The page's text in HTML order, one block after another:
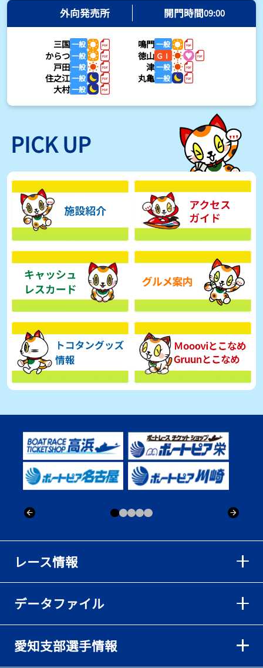
準優12Rはすごかった
2026年08月03日
【ボートレース】荒木颯斗が地元勢でただ１人優出果たす「地元で
初優勝したい」／常滑 - 日刊スポーツ
2026年08月03日
【ボートレース】４枠で優出の塚越海斗が強気節「攻めていくレー
スをします」／常滑 - 日刊スポーツ
【ボートレース】広瀬凜が接戦制して２着で優出「出足、回り足は
かなりいい状態」／常滑 - 日刊スポーツ
【とこなめボート】塚越海斗が優勝戦で脅威の伸びを披露する「合
ったときの伸びは自分が一番」
2026年08月03日
【とこなめボート】広瀬凜は準優で見つかった課題の克服へ「結果
的に１着を取れればいい」
2026年08月03日
【とこなめボート】西丸敦基が未勝利では終われない「最終日頑張
る」
2026年08月03日
外向発売所 開門時間09:00
三国一般 鳴門一般
からつ一般 徳山 ＧⅠ
戸田一般 津一般
住之江一般 丸亀一般
大村一般
PICK UP
レース情報
データファイル
愛知支部選手情報